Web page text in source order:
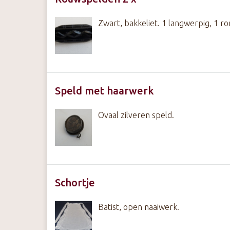
Zwart, bakkeliet. 1 langwerpig, 1
Speld met haarwerk
Ovaal zilveren speld.
Schortje
Batist, open naaiwerk.